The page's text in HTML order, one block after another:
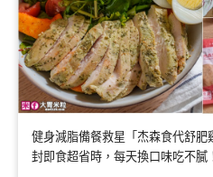
健身減脂備餐救星「杰森食代舒
封即食超省時，每天換口味吃不膩